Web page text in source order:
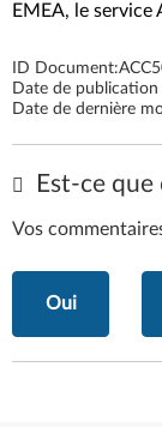
EMEA, le
ID Document:
Date de publication
Date de dernière
Est-ce
Vos
Oui